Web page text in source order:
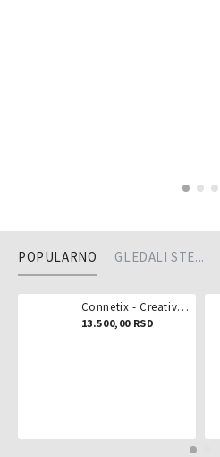
POPULARNO GLEDALI STE...
Connetix - Creative pack 102 dela
13.500,00 RSD